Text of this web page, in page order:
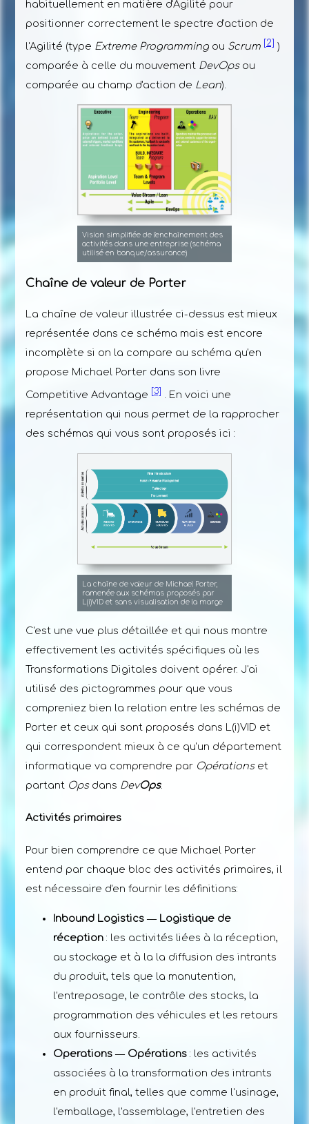
habituellement en matière d'Agilité pour
positionner correctement le spectre d'action de
l'Agilité (type Extreme Programmingou Scrum [2]
)
comparée à celle du mouvement DevOpsou
comparée au champ d'action de Lean).
Vision simplifiée de l'enchaînement des
activités dans une entreprise (schéma
utilisé en banque/assurance)
Chaîne de valeur de Porter
La chaîne de valeur illustrée ci-dessus est mieux
représentée dans ce schéma mais est encore
incomplète si on la compare au schéma qu'en
propose Michael Porter dans son livre
Competitive Advantage [3]
. En voici une
représentation qui nous permet de la rapprocher
des schémas qui vous sont proposés ici :
La chaîne de valeur de Michael Porter,
ramenée aux schémas proposés par
L(i)VID et sans visualisation de la marge
C'est une vue plus détaillée et qui nous montre
effectivement les activités spécifiques où les
Transformations Digitales doivent opérer. J'ai
utilisé des pictogrammes pour que vous
compreniez bien la relation entre les schémas de
Porter et ceux qui sont proposés dans L(i)VID et
qui correspondent mieux à ce qu'un département
informatique va comprendre par Opérationset
partant Opsdans DevOps.
Activités primaires
Pour bien comprendre ce que Michael Porter
entend par chaque bloc des activités primaires, il
est nécessaire d'en fournir les définitions:
Inbound Logistics ― Logistique de
réception: les activités liées à la réception,
au stockage et à la la diffusion des intrants
du produit, tels que la manutention,
l'entreposage, le contrôle des stocks, la
programmation des véhicules et les retours
aux fournisseurs.
Operations ― Opérations: les activités
associées à la transformation des intrants
en produit final, telles que comme l'usinage,
l'emballage, l'assemblage, l'entretien des